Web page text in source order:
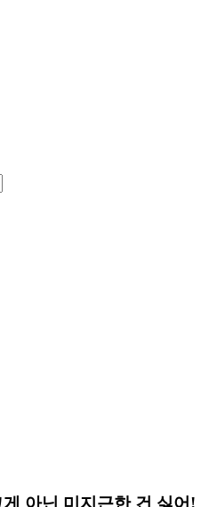
아닌 미지근한 건 싫어!